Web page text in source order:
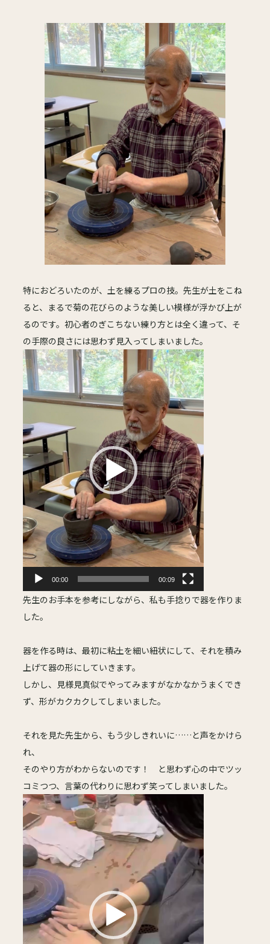
特におどろいたのが、土を練るプロの技。先生が土をこね
ると、まるで菊の花びらのような美しい模様が浮かび上が
るのです。初心者のぎこちない練り方とは全く違って、そ
の手際の良さには思わず見入ってしまいました。
動
画
プ
ー
ヤ
ー
00:00 00:09
先生のお手本を参考にしながら、私も手捻りで器を作りま
した。
器を作る時は、最初に粘土を細い紐状にして、それを積み
上げて器の形にしていきます。
しかし、見様見真似でやってみますがなかなかうまくでき
ず、形がカクカクしてしまいました。
それを見た先生から、もう少しきれいに……と声をかけら
れ、
そのやり方がわからないのです！ と思わず心の中でツッ
コミつつ、言葉の代わりに思わず笑ってしまいました。
動
画
プ
レ
ー
ー